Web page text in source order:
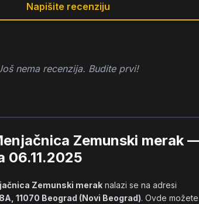
Napišite recenziju
nema recenzija. Budite prvi!
Zemunski merak
06.11.2025
Zemunski merak
11070 Beograd (Novi Beograd). Ovde možete